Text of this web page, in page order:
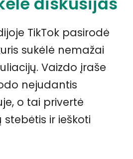
TikTok pasirodė
sukėlė nemažai
Vaizdo įraše
nejudantis
o tai privertė
ir ieškoti